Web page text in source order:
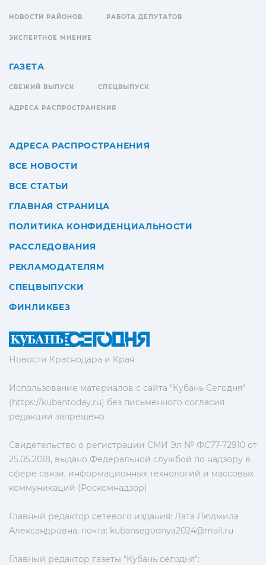
Новости Краснодара и Края
Использование материалов с сайта "Кубань Сегодня"
(https://kubantoday.ru) без письменного согласия
редакции запрещено
Свидетельство о регистрации СМИ Эл № ФС77-72910 от
25.05.2018, выдано Федеральной службой по надзору в
сфере связи, информационных технологий и массовых
коммуникаций (Роскомнадзор)
Главный редактор сетевого издания: Лата Людмила
Александровна, почта: kubansegodnya2024@mail.ru
Главный редактор газеты "Кубань сегодня":
НОВОСТИ РАЙОНОВ РАБОТА ДЕПУТАТОВ
ЭКСПЕРТНОЕ МНЕНИЕ
ГАЗЕТА
СВЕЖИЙ ВЫПУСК СПЕЦВЫПУСК
АДРЕСА РАСПРОСТРАНЕНИЯ
АДРЕСА РАСПРОСТРАНЕНИЯ
ВСЕ НОВОСТИ
ВСЕ СТАТЬИ
ГЛАВНАЯ СТРАНИЦА
ПОЛИТИКА КОНФИДЕНЦИАЛЬНОСТИ
РАССЛЕДОВАНИЯ
РЕКЛАМОДАТЕЛЯМ
СПЕЦВЫПУСКИ
ФИНЛИКБЕЗ